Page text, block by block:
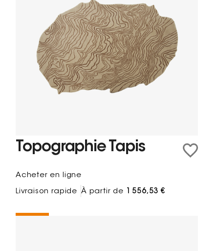
Topographie Tapis
Acheter en ligne
Livraison rapide À partir de 1 556,53 €